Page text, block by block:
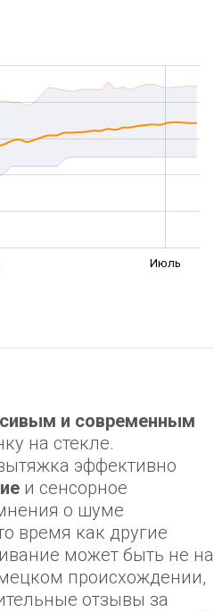
Июль
и современным
на стекле.
эффективно
и сенсорное
о шуме
время как другие
может быть не на
происхождении,
отзывы за